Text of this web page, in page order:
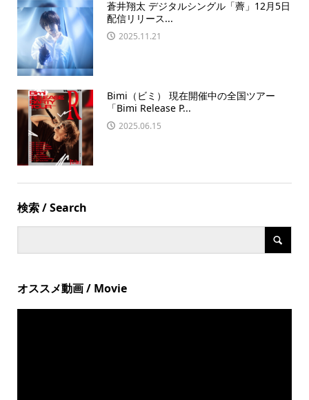
蒼井翔太 デジタルシングル「薺」12月5日
配信リリース...
2025.11.21
Bimi（ビミ） 現在開催中の全国ツアー
「Bimi Release P...
2025.06.15
検索 / Search
オススメ動画 / Movie